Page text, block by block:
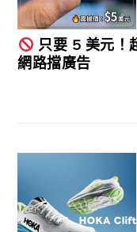
只要 5 美元！
網路擋廣告